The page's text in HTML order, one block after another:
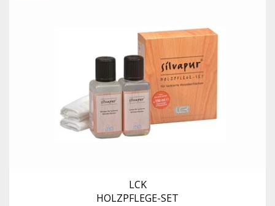
LCK
HOLZPFLEGE-SET